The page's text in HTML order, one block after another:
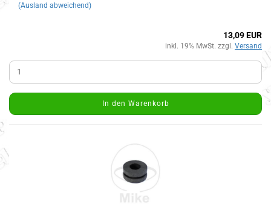
(Ausland abweichend)
13,09 EUR
inkl. 19% MwSt. zzgl. Versand
In den Warenkorb